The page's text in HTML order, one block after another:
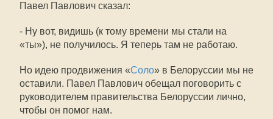
Павел Павлович сказал:
- Ну вот, видишь (к тому времени мы стали на
«ты»), не получилось. Я теперь там не работаю.
Но идею продвижения «Соло» в Белоруссии мы не
оставили. Павел Павлович обещал поговорить с
руководителем правительства Белоруссии лично,
чтобы он помог нам.